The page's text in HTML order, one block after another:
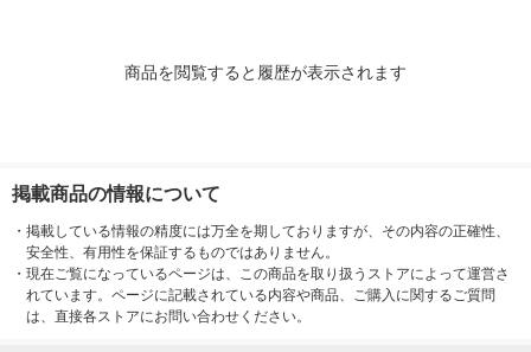
商品を閲覧すると履歴が表示されます
掲載商品の情報について
・ 掲載している情報の精度には万全を期しておりますが、その内容の正確性、
安全性、有用性を保証するものではありません。
・ 現在ご覧になっているページは、この商品を取り扱うストアによって運営さ
れています。ページに記載されている内容や商品、ご購入に関するご質問
は、直接各ストアにお問い合わせください。